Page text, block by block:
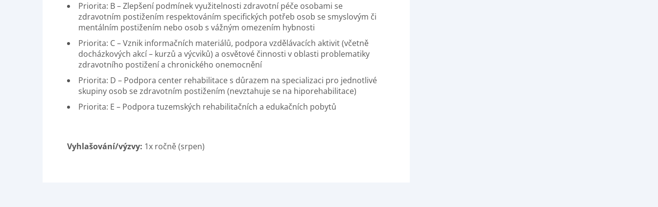
Priorita: B – Zlepšení podmínek využitelnosti zdravotní péče osobami se
zdravotním postižením respektováním specifických potřeb osob se smyslovým či
mentálním postižením nebo osob s vážným omezením hybnosti
Priorita: C – Vznik informačních materiálů, podpora vzdělávacích aktivit (včetně
docházkových akcí – kurzů a výcviků) a osvětové činnosti v oblasti problematiky
zdravotního postižení a chronického onemocnění
Priorita: D – Podpora center rehabilitace s důrazem na specializaci pro jednotlivé
skupiny osob se zdravotním postižením (nevztahuje se na hiporehabilitace)
Priorita: E – Podpora tuzemských rehabilitačních a edukačních pobytů
Vyhlašování/výzvy: 1x ročně (srpen)